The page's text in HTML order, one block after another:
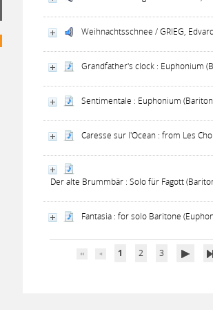
Weihnachtsschnee / GRIEG,
Grandfather's clock : Euphonium
Sentimentale : Euphonium
Caresse sur l'Océan : from Les
Der alte Brummbär : Solo für Fagott
Fantasia : for solo Baritone
1 2 3